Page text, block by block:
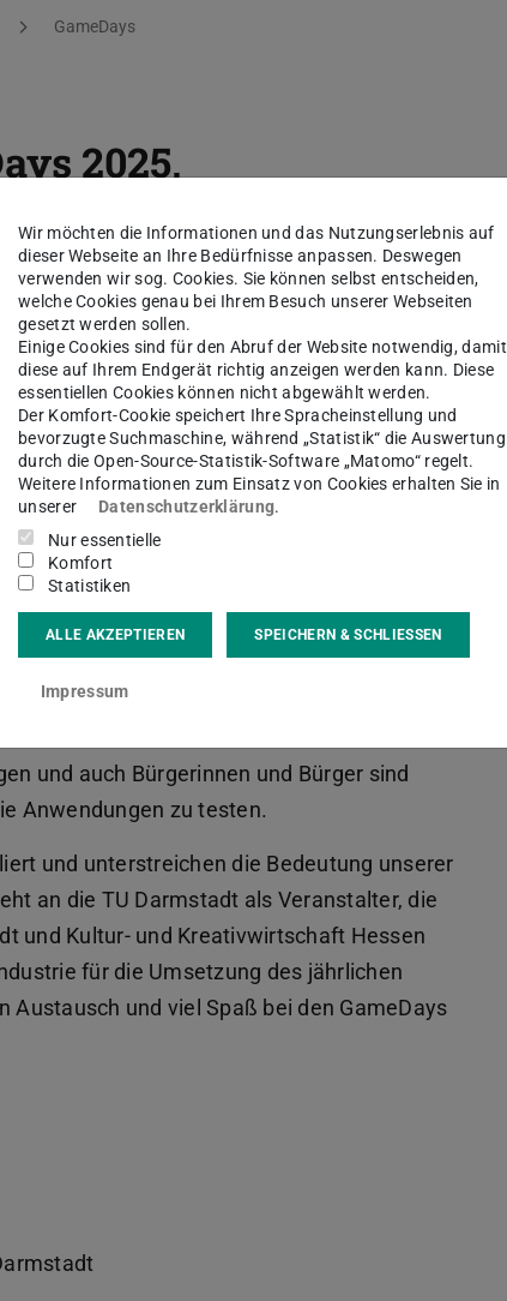
GameDays
2025,
über zwei Stunden am Computer, Tablet
deutlich mehr. Die Bandbreite der
dienen dabei dem Zweck der
in der virtuellen Welt. Sie verknüpfen den
Aspekten oder Formen der aktiven Beteiligung.
wächst und unser Lernen und Leben
auf der Hand: Lerninhalte können
und selbst komplexe Themen sind
sind wahrlich vielfältig.
seit über 20 Jahren in der Wissenschaftsstadt
Drei Tage lang tauschen sich Vertreterinnen
über die neuesten Entwicklungen aus und
und Potentiale. Interessierter Nachwuchs und
und auch Bürgerinnen und Bürger sind
Anwendungen zu testen.
und unterstreichen die Bedeutung unserer
an die TU Darmstadt als Veranstalter, die
und Kultur- und Kreativwirtschaft Hessen
für die Umsetzung des jährlichen
und viel Spaß bei den GameDays
Wir möchten die Informationen und das Nutzungserlebnis auf
dieser Webseite an Ihre Bedürfnisse anpassen. Deswegen
verwenden wir sog. Cookies. Sie können selbst entscheiden,
welche Cookies genau bei Ihrem Besuch unserer Webseiten
gesetzt werden sollen.
Einige Cookies sind für den Abruf der Website notwendig, damit
diese auf Ihrem Endgerät richtig anzeigen werden kann. Diese
essentiellen Cookies können nicht abgewählt werden.
Der Komfort-Cookie speichert Ihre Spracheinstellung und
bevorzugte Suchmaschine, während „Statistik“ die Auswertung
durch die Open-Source-Statistik-Software „Matomo“ regelt.
Weitere Informationen zum Einsatz von Cookies erhalten Sie in
unserer
Datenschutzerklärung.
Nur essentielle
Komfort
Statistiken
ALLE AKZEPTIEREN SPEICHERN & SCHLIESSEN
Impressum